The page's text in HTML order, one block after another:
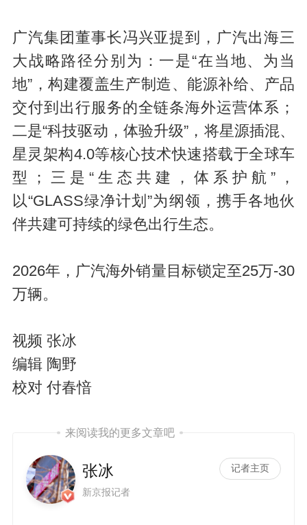
a
y
广汽集团董事长冯兴亚提到，广汽出海三
大战略路径分别为：一是“在当地、为当
地”，构建覆盖生产制造、能源补给、产品
交付到出行服务的全链条海外运营体系；
二是“科技驱动，体验升级”，将星源插混、
星灵架构4.0等核心技术快速搭载于全球车
型；三是“生态共建，体系护航”，
以“GLASS绿净计划”为纲领，携手各地伙
伴共建可持续的绿色出行生态。
2026年，广汽海外销量目标锁定至25万-30
万辆。
视频 张冰
编辑 陶野
校对 付春愔
来阅读我的更多文章吧
张冰
新京报记者
记者主页